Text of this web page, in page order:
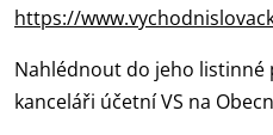
https://
Nahlédnout do jeho
kanceláři účetní VS na